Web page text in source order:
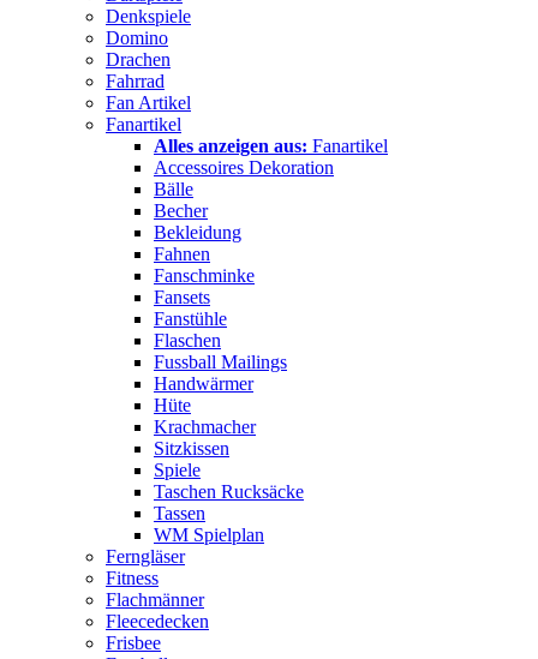
Denkspiele
Domino
Drachen
Fahrrad
Fan Artikel
Fanartikel
Alles anzeigen aus: Fanartikel
Accessoires Dekoration
Bälle
Becher
Bekleidung
Fahnen
Fanschminke
Fansets
Fanstühle
Flaschen
Fussball Mailings
Handwärmer
Hüte
Krachmacher
Sitzkissen
Spiele
Taschen Rucksäcke
Tassen
WM Spielplan
Ferngläser
Fitness
Flachmänner
Fleecedecken
Frisbee